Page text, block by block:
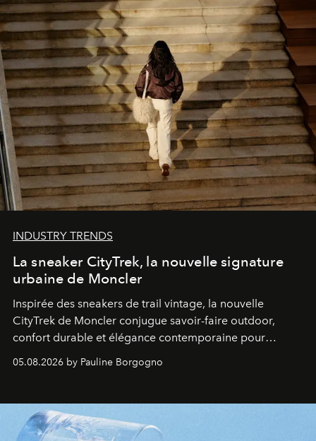
INDUSTRY TRENDS
La sneaker CityTrek, la nouvelle signature
urbaine de Moncler
Inspirée des sneakers de trail vintage, la nouvelle
CityTrek de Moncler conjugue savoir-faire outdoor,
confort durable et élégance contemporaine pour
accompagner les explorations du quotidien.
05.08.2026 by Pauline Borgogno